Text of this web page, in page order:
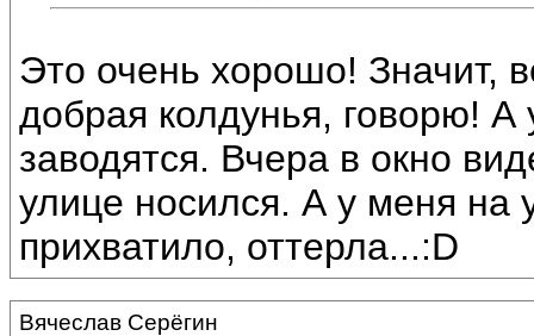
Это очень хорошо! Значит,
добрая колдунья, говорю!
заводятся. Вчера в окно
улице носился. А у меня на
прихватило, оттерла...:D
Вячеслав Серёгин